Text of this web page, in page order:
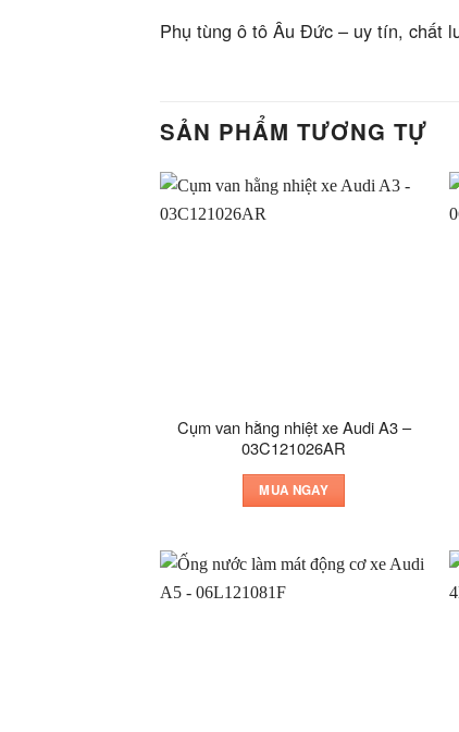
Phụ tùng ô tô Âu Đức – uy tín, chất
SẢN PHẨM TƯƠNG TỰ
Cụm van hằng nhiệt xe Audi A3 –
03C121026AR
MUA NGAY